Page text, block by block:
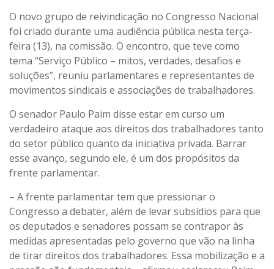
O novo grupo de reivindicação no Congresso Nacional
foi criado durante uma audiência pública nesta terça-
feira (13), na comissão. O encontro, que teve como
tema “Serviço Público – mitos, verdades, desafios e
soluções”, reuniu parlamentares e representantes de
movimentos sindicais e associações de trabalhadores.
O senador Paulo Paim disse estar em curso um
verdadeiro ataque aos direitos dos trabalhadores tanto
do setor público quanto da iniciativa privada. Barrar
esse avanço, segundo ele, é um dos propósitos da
frente parlamentar.
– A frente parlamentar tem que pressionar o
Congresso a debater, além de levar subsídios para que
os deputados e senadores possam se contrapor às
medidas apresentadas pelo governo que vão na linha
de tirar direitos dos trabalhadores. Essa mobilização e a